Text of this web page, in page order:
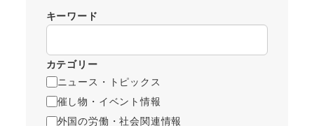
キーワード
カテゴリー
ニュース・トピックス
催し物・イベント情報
外国の労働・社会関連情報